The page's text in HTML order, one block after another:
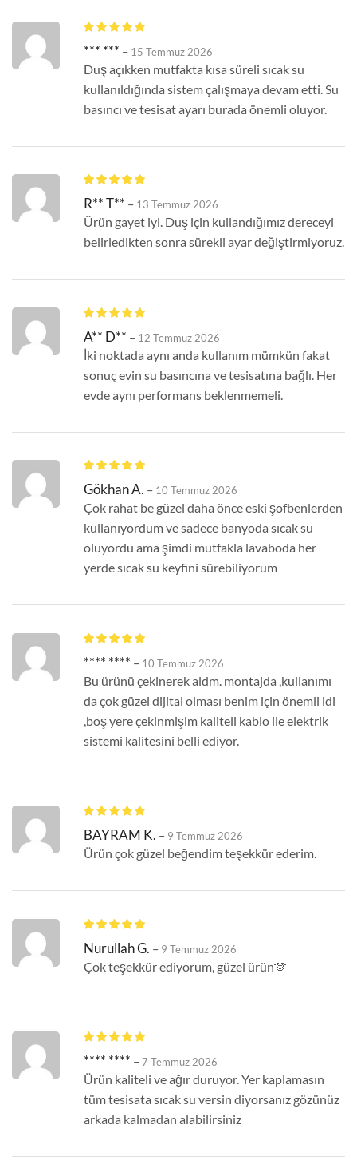
*** *** – 15 Temmuz 2026
Duş açıkken mutfakta kısa süreli sıcak su
kullanıldığında sistem çalışmaya devam etti. Su
basıncı ve tesisat ayarı burada önemli oluyor.
R** T** – 13 Temmuz 2026
Ürün gayet iyi. Duş için kullandığımız dereceyi
belirledikten sonra sürekli ayar değiştirmiyoruz.
A** D** – 12 Temmuz 2026
İki noktada aynı anda kullanım mümkün fakat
sonuç evin su basıncına ve tesisatına bağlı. Her
evde aynı performans beklenmemeli.
Gökhan A. – 10 Temmuz 2026
Çok rahat be güzel daha önce eski şofbenlerden
kullanıyordum ve sadece banyoda sıcak su
oluyordu ama şimdi mutfakla lavaboda her
yerde sıcak su keyfini sürebiliyorum
**** **** – 10 Temmuz 2026
Bu ürünü çekinerek aldm. montajda ,kullanımı
da çok güzel dijital olması benim için önemli idi
,boş yere çekinmişim kaliteli kablo ile elektrik
sistemi kalitesini belli ediyor.
BAYRAM K. – 9 Temmuz 2026
Ürün çok güzel beğendim teşekkür ederim.
Nurullah G. – 9 Temmuz 2026
Çok teşekkür ediyorum, güzel ürün🫶
**** **** –7 Temmuz 2026
Ürün kaliteli ve ağır duruyor. Yer kaplamasın
tüm tesisata sıcak su versin diyorsanız gözünüz
arkada kalmadan alabilirsiniz